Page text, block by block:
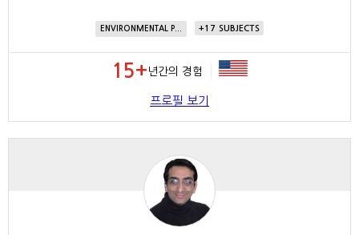
ENVIRONMENTAL P... 17
15+ 년간의 경험
프로필 보기